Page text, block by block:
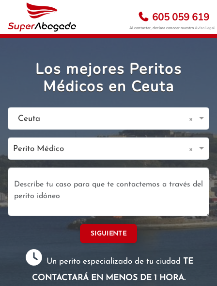
605 059 619
Al contactar, declara conocer nuestroAviso Legal
Los mejores Peritos
Médicos en Ceuta
Ceuta ×
Perito Médico ×
SIGUIENTE
Un perito especializado de tu ciudad TE
CONTACTARÁ EN MENOS DE 1 HORA.